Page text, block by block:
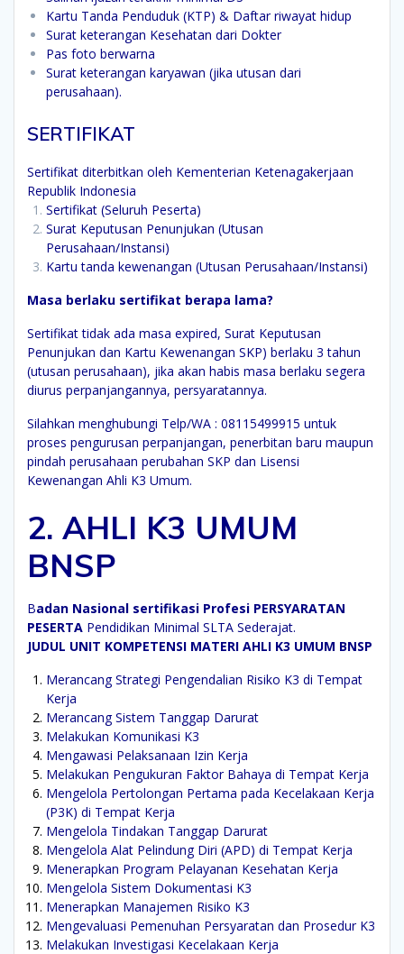
Kartu Tanda Penduduk (KTP) & Daftar riwayat hidup
Surat keterangan Kesehatan dari Dokter
Pas foto berwarna
Surat keterangan karyawan (jika utusan dari
perusahaan).
SERTIFIKAT
Sertifikat diterbitkan oleh Kementerian Ketenagakerjaan
Republik Indonesia
Sertifikat (Seluruh Peserta)
Surat Keputusan Penunjukan (Utusan
Perusahaan/Instansi)
Kartu tanda kewenangan (Utusan Perusahaan/Instansi)
Masa berlaku sertifikat berapa lama?
Sertifikat tidak ada masa expired, Surat Keputusan
Penunjukan dan Kartu Kewenangan SKP) berlaku 3 tahun
(utusan perusahaan), jika akan habis masa berlaku segera
diurus perpanjangannya, persyaratannya.
Silahkan menghubungi Telp/WA : 08115499915 untuk
proses pengurusan perpanjangan, penerbitan baru maupun
pindah perusahaan perubahan SKP dan Lisensi
Kewenangan Ahli K3 Umum.
2. AHLI K3 UMUM
BNSP
Badan Nasional sertifikasi Profesi PERSYARATAN
PESERTA Pendidikan Minimal SLTA Sederajat.
JUDUL UNIT KOMPETENSI MATERI AHLI K3 UMUM BNSP
Merancang Strategi Pengendalian Risiko K3 di Tempat
Kerja
Merancang Sistem Tanggap Darurat
Melakukan Komunikasi K3
Mengawasi Pelaksanaan Izin Kerja
Melakukan Pengukuran Faktor Bahaya di Tempat Kerja
Mengelola Pertolongan Pertama pada Kecelakaan Kerja
(P3K) di Tempat Kerja
Mengelola Tindakan Tanggap Darurat
Mengelola Alat Pelindung Diri (APD) di Tempat Kerja
Menerapkan Program Pelayanan Kesehatan Kerja
Mengelola Sistem Dokumentasi K3
Menerapkan Manajemen Risiko K3
Mengevaluasi Pemenuhan Persyaratan dan Prosedur K3
Melakukan Investigasi Kecelakaan Kerja